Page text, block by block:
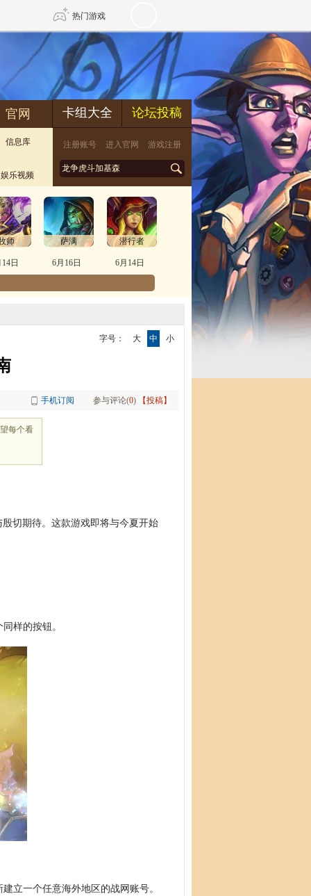
热门游戏
传奇4
剑网3旗舰版 新天龙八部
新仙侠5
官网
信息库
娱乐视频
卡组大全 论坛投稿
注册账号 进入官网 游戏注册
师
日
萨满
6月16日
潜行者
6月14日
字号： 大 中 小
手机订阅 参与评论(0) 【投稿】
每个看
切期待。这款游戏即将与今夏开始
样的按钮。
一个任意海外地区的战网账号。